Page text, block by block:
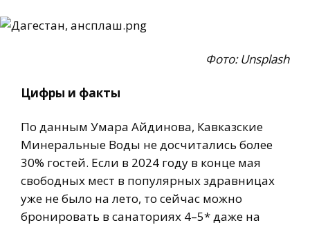
Фото: Unsplash
Цифры и факты
По данным Умара Айдинова, Кавказские
Минеральные Воды не досчитались более
30% гостей. Если в 2024 году в конце мая
свободных мест в популярных здравницах
уже не было на лето, то сейчас можно
бронировать в санаториях 4–5* даже на